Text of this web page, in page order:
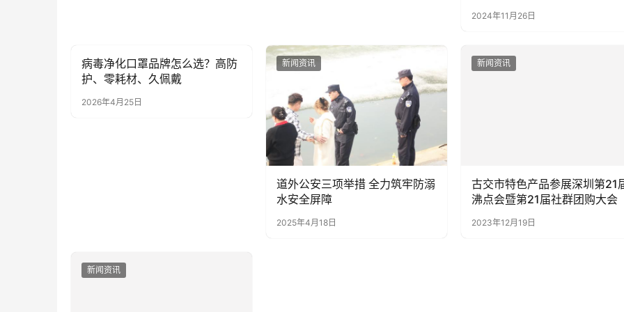
2024年11月26日
新闻资讯
病毒净化口罩品牌怎么选？高防
护、零耗材、久佩戴
2026年4月25日
新闻资讯
道外公安三项举措 全力筑牢防溺
水安全屏障
2025年4月18日
新闻资讯
古交市特色产品参展深圳第21